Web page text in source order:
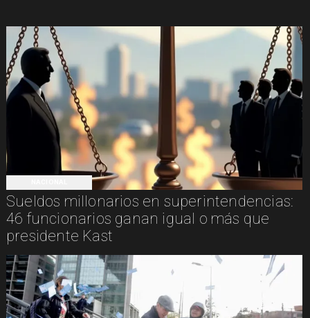
Sueldos millonarios en superintendencias:
46 funcionarios ganan igual o más que
presidente Kast